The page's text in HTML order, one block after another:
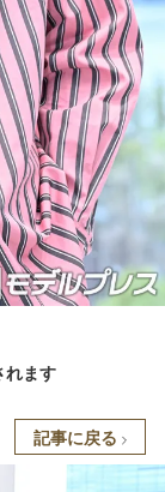
れます
記事に戻る